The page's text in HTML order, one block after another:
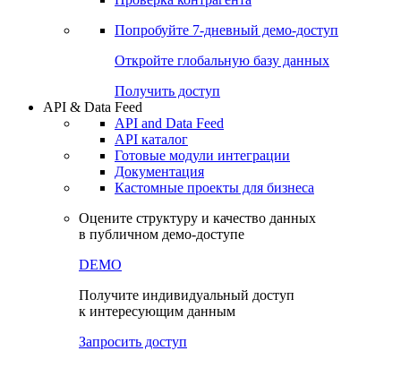
Попробуйте 7-дневный демо-доступ
Откройте глобальную базу данных
Получить доступ
API & Data Feed
API and Data Feed
API каталог
Готовые модули интеграции
Документация
Кастомные проекты для бизнеса
Оцените структуру и качество данных
в публичном демо-доступе
DEMO
Получите индивидуальный доступ
к интересующим данным
Запросить доступ